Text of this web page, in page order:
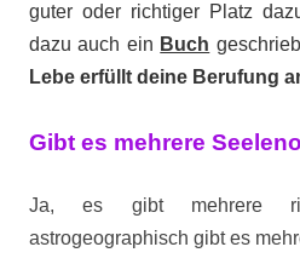
guter oder richtiger Platz
dazu auch ein Buch
Lebe erfüllt deine Berufung
Gibt es mehrere
Ja, es gibt mehrere
astrogeographisch gibt es